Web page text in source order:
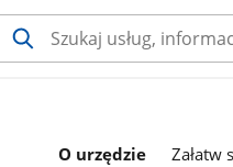
O urzędzie Załatw